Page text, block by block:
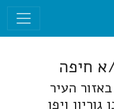
העיר
ויפו